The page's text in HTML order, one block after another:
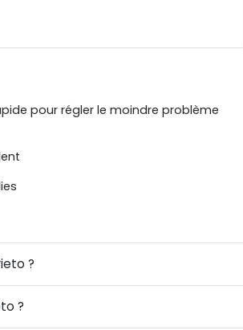
pour régler le moindre problème
?
?